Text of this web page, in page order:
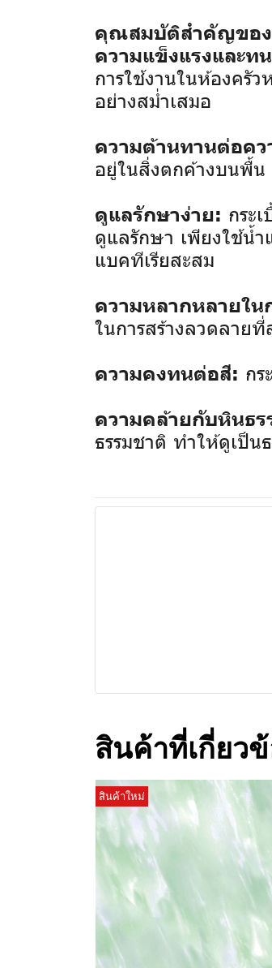
คุณสมบัติสำคัญของ
ความแข็งแรงและท
การใช้งานในห้องครั
อย่างสม่ำเสมอ
ความต้านทานต่อค
อยู่ในสิ่งตกค้างบนพื้น
ดูแลรักษาง่าย: กระ
ดูแลรักษา เพียงใช้น้ำ
แบคทีเรียสะสม
ความหลากหลายใน
ในการสร้างลวดลาย
ความคงทนต่อสี: ก
ความคล้ายกับหินธ
ธรรมชาติ ทำให้ดูเป็น
สินค้าที่เกี่ยว
สินค้าใหม่